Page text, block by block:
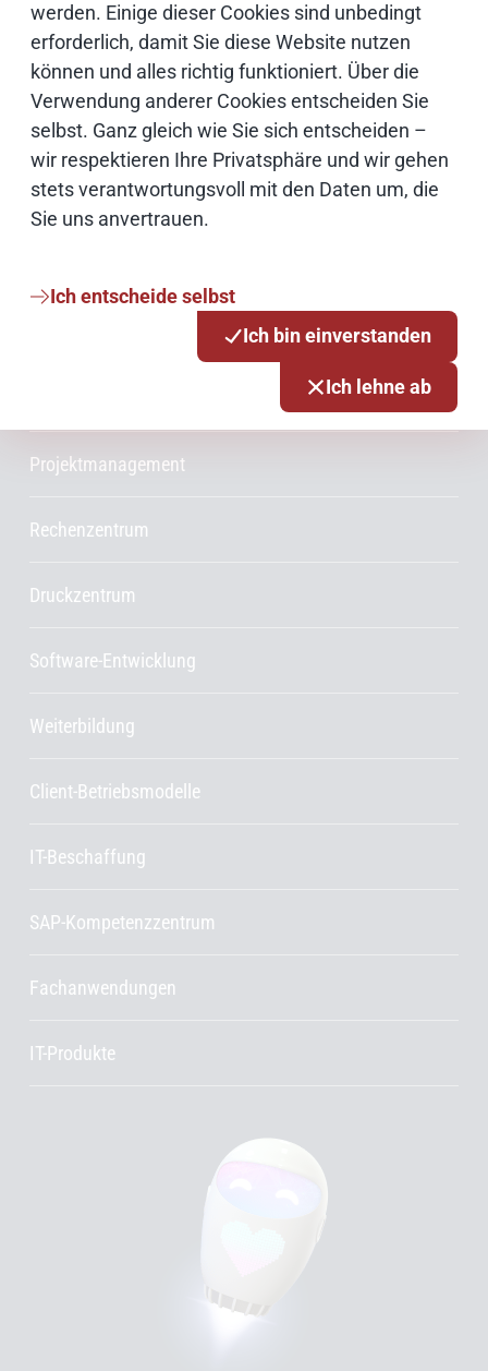
werden. Einige dieser Cookies sind unbedingt
erforderlich, damit Sie diese Website nutzen
können und alles richtig funktioniert. Über die
Verwendung anderer Cookies entscheiden Sie
selbst. Ganz gleich wie Sie sich entscheiden –
wir respektieren Ihre Privatsphäre und wir gehen
stets verantwortungsvoll mit den Daten um, die
Sie uns anvertrauen.
Ich entscheide selbst
Ich bin einverstanden
Ich lehne ab
Onlinezugangsgesetz
Cloud
Netze
Projektmanagement
Rechenzentrum
Druckzentrum
Software-Entwicklung
Weiterbildung
Client-Betriebsmodelle
IT-Beschaffung
SAP-Kompetenzzentrum
Fachanwendungen
IT-Produkte